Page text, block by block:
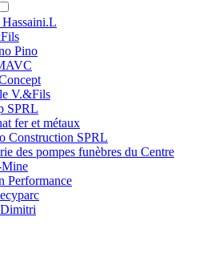
Pino
V.&Fils
SPRL
fer et métaux
Construction SPRL
des pompes funèbres du Centre
Performance